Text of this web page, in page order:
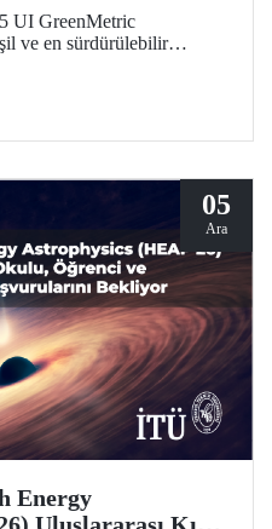
UI GreenMetric
ve en sürdürülebilir
dokuzuncu kez Türkiye
05
Ara
Energy